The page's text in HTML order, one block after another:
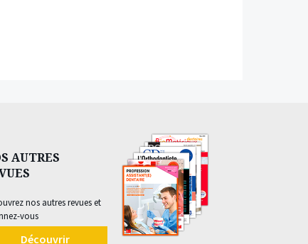
AUTRES
nos autres revues et
vous
Découvrir